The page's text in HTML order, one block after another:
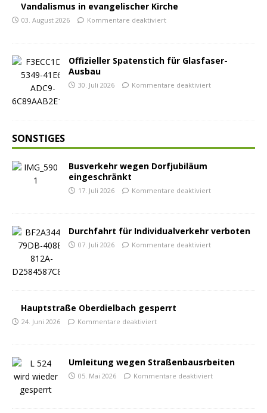
Vandalismus in evangelischer Kirche
03. August 2026 Kommentare deaktiviert
Offizieller Spatenstich für Glasfaser-
Ausbau
30. Juli 2026 Kommentare deaktiviert
SONSTIGES
Busverkehr wegen Dorfjubiläum
eingeschränkt
17. Juli 2026 Kommentare deaktiviert
Durchfahrt für Individualverkehr verboten
07. Juli 2026 Kommentare deaktiviert
Hauptstraße Oberdielbach gesperrt
24. Juni 2026 Kommentare deaktiviert
Umleitung wegen Straßenbausrbeiten
05. Mai 2026 Kommentare deaktiviert